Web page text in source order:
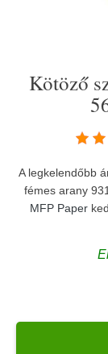
Kötöző
A legkelendőbb
fémes arany
MFP Paper